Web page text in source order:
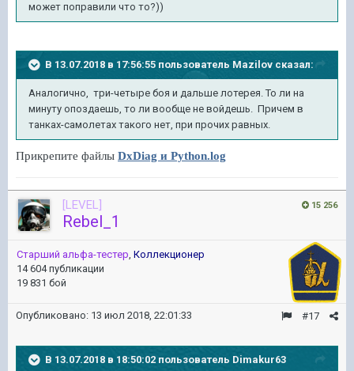
может поправили что то?))
В 13.07.2018 в 17:56:55 пользователь Mazilov сказал:
Аналогично, три-четыре боя и дальше лотерея. То ли на
минуту опоздаешь, то ли вообще не войдешь. Причем в
танках-самолетах такого нет, при прочих равных.
Прикрепите файлы DxDiag и Python.log
15 256
[LEVEL]
Rebel_1
Старший альфа-тестер, Коллекционер
14 604 публикации
19 831 бой
#17
Опубликовано: 13 июл 2018, 22:01:33
В 13.07.2018 в 18:50:02 пользователь Dimakur63